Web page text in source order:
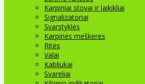
Karpiniai stovai ir laikikliai
Signalizatoriai
Svarstyklės
Karpinės meškerės
Ritės
Valai
Kabliukai
Svareliai